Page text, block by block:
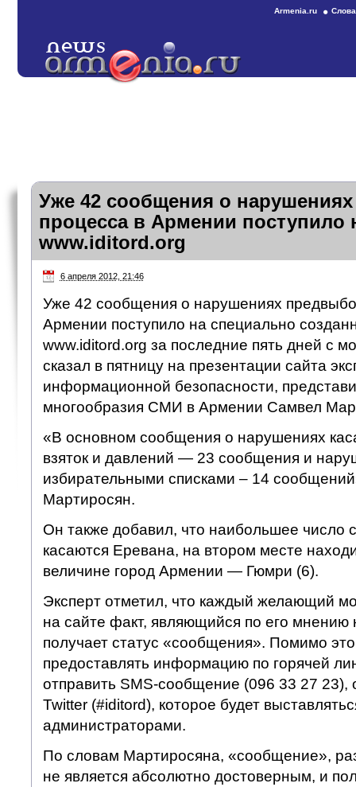
Armenia.ru
Уже 42 сообщения о
процесса в Армении поступило
www.iditord.org
6 апреля 2012, 21:46
Уже 42 сообщения о нарушениях
Армении поступило на специально
www.iditord.org за последние пять дней с
сказал в пятницу на презентации сайта
информационной безопасности,
многообразия СМИ в Армении Самвел
«В основном сообщения о нарушениях
взяток и давлений — 23 сообщения и
избирательными списками – 14
Мартиросян.
Он также добавил, что наибольшее число
касаются Еревана, на втором месте
величине город Армении — Гюмри (6).
Эксперт отметил, что каждый желающий
на сайте факт, являющийся по его
получает статус «сообщения». Помимо
предоставлять информацию по горячей
отправить SMS-сообщение (096 33 27 23),
Twitter (#iditord), которое будет
администраторами.
По словам Мартиросяна, «сообщение»,
не является абсолютно достоверным, и